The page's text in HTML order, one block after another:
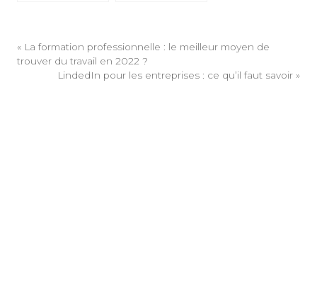
pratique pour
les enseignants
« La formation professionnelle : le meilleur moyen de
trouver du travail en 2022 ?
LindedIn pour les entreprises : ce qu’il faut savoir »